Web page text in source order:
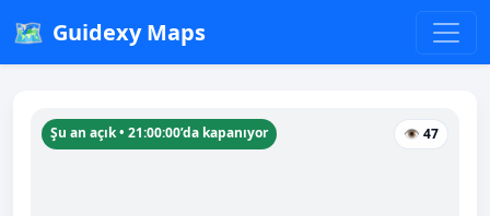
🗺️ Guidexy Maps
Şu an açık • 21:00:00’da kapanıyor 👁 47